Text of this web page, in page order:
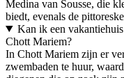
Medina van Sousse, die
biedt, evenals de
Kan ik een
Chott Mariem?
In Chott Mariem zijn er
zwembaden te huur,